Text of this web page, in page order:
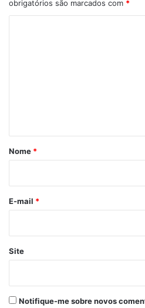
obrigatórios são marcados com *
r
*
Nome *
E-mail *
Site
Notifique-me sobre novos